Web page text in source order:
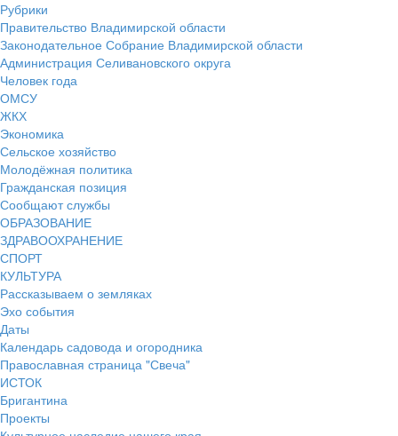
Рубрики
Правительство Владимирской области
Законодательное Собрание Владимирской области
Администрация Селивановского округа
Человек года
ОМСУ
ЖКХ
Экономика
Сельское хозяйство
Молодёжная политика
Гражданская позиция
Сообщают службы
ОБРАЗОВАНИЕ
ЗДРАВООХРАНЕНИЕ
СПОРТ
КУЛЬТУРА
Рассказываем о земляках
Эхо события
Даты
Календарь садовода и огородника
Православная страница "Свеча"
ИСТОК
Бригантина
Проекты